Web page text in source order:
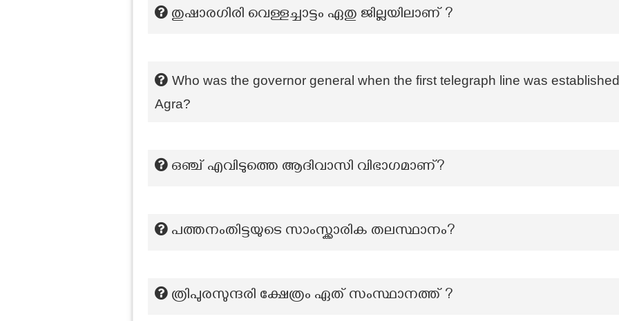
തുഷാരഗിരി വെള്ളച്ചാട്ടം ഏതു ജില്ലയിലാണ് ?
Who was the governor general when the first telegraph line was
Agra?
ഒഞ്ച് എവിടുത്തെ ആദിവാസി വിഭാഗമാണ്?
പത്തനംതിട്ടയുടെ സാംസ്ക്കാരിക തലസ്ഥാനം?
ത്രിപുരസുന്ദരി ക്ഷേത്രം ഏത് സംസ്ഥാനത്ത് ?